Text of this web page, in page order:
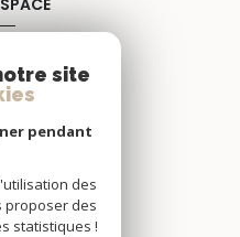
site
pendant
des
proposer des
statistiques !